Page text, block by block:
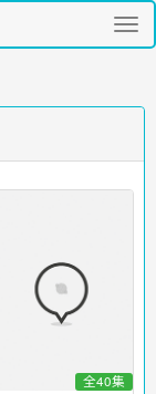
切
换
全40集